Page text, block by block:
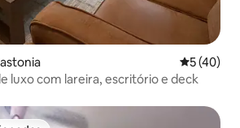
5 de uma
5 (40)
luxo com lareira, escritório e deck